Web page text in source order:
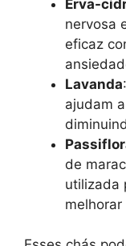
Erva-
nervosa
eficaz
Lavanda
ajudam
de
utilizada